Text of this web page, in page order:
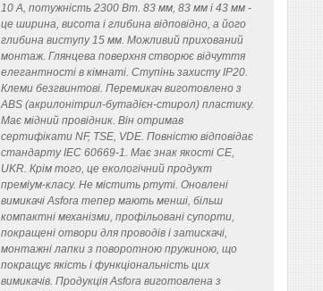
10 A, потужність 2300 Вт. 83 мм, 83 мм і 43 мм -
це ширина, висота і глибина відповідно, а його
глибина виступу 15 мм. Можливий прихований
монтаж. Глянцева поверхня створює відчуття
елегантності в кімнаті. Ступінь захисту IP20.
Клеми безгвинтові. Перемикач виготовлено з
ABS (акрилонітрил-бутадієн-стирол) пластику.
Має мідний провідник. Він отримав
сертифікати NF, TSE, VDE. Повністю відповідає
стандарту IEC 60669-1. Має знак якості CE,
UKR. Крім того, це екологічний продукт
преміум-класу. Не містить ртуті. Оновлені
вимикачі Asfora тепер мають менші, більш
компактні механізми, профільовані супорти,
покращені отвори для проводів і затискачі,
монтажні лапки з поворотною пружиною, що
покращує якість і функціональність цих
вимикачів. Продукція Asfora виготовлена з